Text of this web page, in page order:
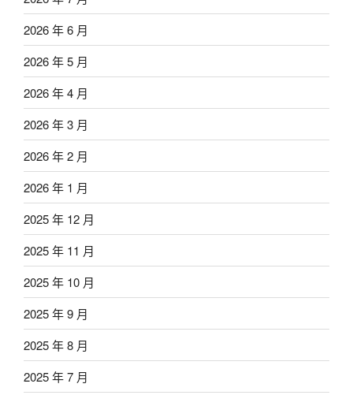
2026 年 6 月
2026 年 5 月
2026 年 4 月
2026 年 3 月
2026 年 2 月
2026 年 1 月
2025 年 12 月
2025 年 11 月
2025 年 10 月
2025 年 9 月
2025 年 8 月
2025 年 7 月